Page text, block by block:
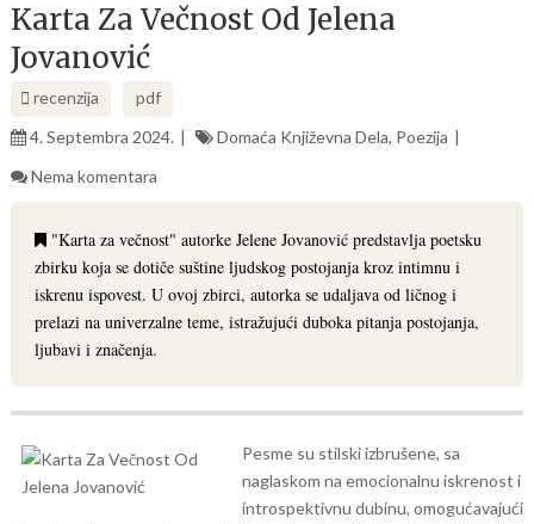
Karta Za Večnost Od Jelena
Jovanović
recenzija
pdf
4. Septembra 2024.
Domaća Književna Dela, Poezija
Nema komentara
"Karta za večnost" autorke Jelene Jovanović predstavlja poetsku
zbirku koja se dotiče suštine ljudskog postojanja kroz intimnu i
iskrenu ispovest. U ovoj zbirci, autorka se udaljava od ličnog i
prelazi na univerzalne teme, istražujući duboka pitanja postojanja,
ljubavi i značenja.
Pesme su stilski izbrušene, sa
naglaskom na emocionalnu iskrenost i
introspektivnu dubinu, omogućavajući